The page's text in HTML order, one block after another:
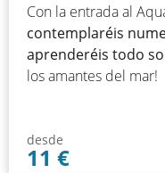
Con la entrada al
contemplaréis
aprenderéis todo
los amantes del mar!
desde
11 €